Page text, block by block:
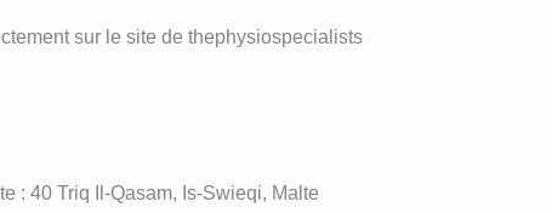
sur le site de thephysiospecialists
: 40 Triq Il-Qasam, Is-Swieqi, Malte